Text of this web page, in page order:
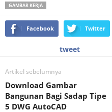
GAMBAR KERJA
Facebook Twitter
tweet
Artikel sebelumnya
Download Gambar
Bangunan Bagi Sadap Tipe
5 DWG AutoCAD